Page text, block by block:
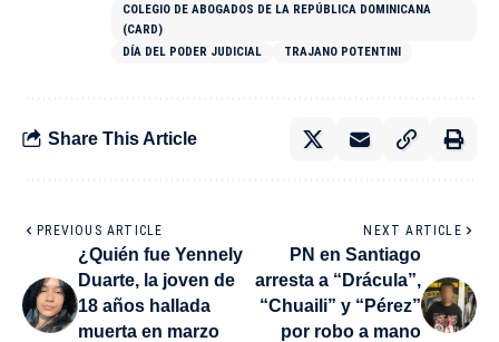
COLEGIO DE ABOGADOS DE LA REPÚBLICA DOMINICANA
(CARD)
DÍA DEL PODER JUDICIAL
TRAJANO POTENTINI
Share This Article
PREVIOUS ARTICLE
¿Quién fue Yennely
Duarte, la joven de
18 años hallada
muerta en marzo
NEXT ARTICLE
PN en Santiago
arresta a “Drácula”,
“Chuaili” y “Pérez”
por robo a mano